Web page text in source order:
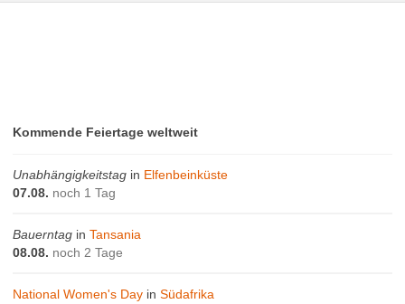
Kommende Feiertage weltweit
Unabhängigkeitstag in Elfenbeinküste
07.08. noch 1 Tag
Bauerntag inTansania
08.08. noch 2 Tage
National Women's Day inSüdafrika